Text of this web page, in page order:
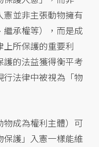
憲並非主張動物擁有
承權等），而是成
所保護的重要利
的法益獲得衡平考
法律中被視為「物
成為權利主體）可
保護」入憲一樣能維